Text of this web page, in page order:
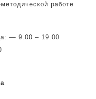
работе
— 9.00 – 19.00